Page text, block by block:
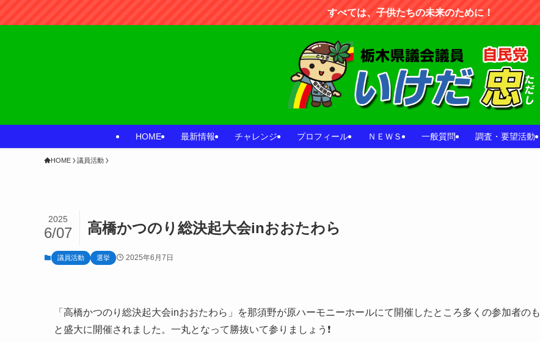
すべては、子供たちの未来のために！
HOME 最新情報 チャレンジ プロフィール ＮＥＷＳ 一般質問 調査・要望活動
HOME 議員活動
高橋かつのり総決起大会inおおたわら
2025
6/07
議員活動 選挙 2025年6月7日
「高橋かつのり総決起大会inおおたわら」を那須野が原ハーモニーホールにて開催したところ多くの参加者のも
と盛大に開催されました。一丸となって勝抜いて参りましょう❗️